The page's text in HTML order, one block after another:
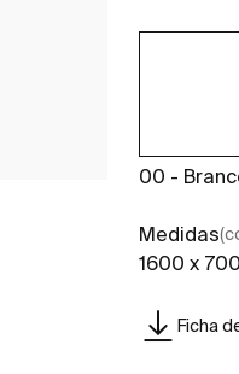
00 -
Medidas
1600 x
Ficha